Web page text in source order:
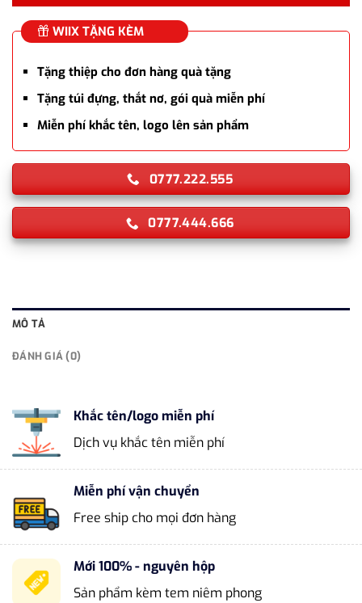
WIIX TẶNG KÈM
Tặng thiệp cho đơn hàng quà tặng
Tặng túi đựng, thắt nơ, gói quà miễn phí
Miễn phí khắc tên, logo lên sản phẩm
0777.222.555
0777.444.666
MÔ TẢ
ĐÁNH GIÁ (0)
Khắc tên/logo miễn phí
Dịch vụ khắc tên miễn phí
Miễn phí vận chuyển
Free ship cho mọi đơn hàng
Mới 100% - nguyên hộp
Sản phẩm kèm tem niêm phong